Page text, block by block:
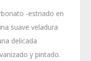
-estriado en
suave veladura
delicada
y pintado.